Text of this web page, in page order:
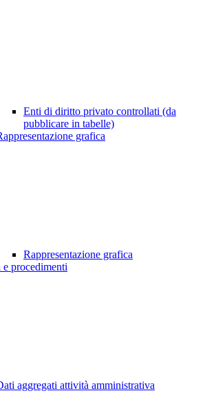
Enti di diritto privato controllati (da
pubblicare in tabelle)
grafica
Rappresentazione grafica
procedimenti
aggregati attività amministrativa